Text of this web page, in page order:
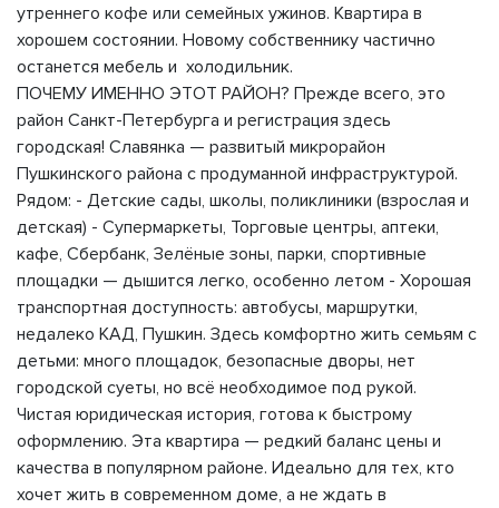
утреннего кофе или семейных ужинов. Квартира в
хорошем состоянии. Новому собственнику частично
останется мебель и холодильник.
ПОЧЕМУ ИМЕННО ЭТОТ РАЙОН? Прежде всего, это
район Санкт-Петербурга и регистрация здесь
городская! Славянка — развитый микрорайон
Пушкинского района с продуманной инфраструктурой.
Рядом: - Детские сады, школы, поликлиники (взрослая и
детская) - Супермаркеты, Торговые центры, аптеки,
кафе, Сбербанк, Зелёные зоны, парки, спортивные
площадки — дышится легко, особенно летом - Хорошая
транспортная доступность: автобусы, маршрутки,
недалеко КАД, Пушкин. Здесь комфортно жить семьям с
детьми: много площадок, безопасные дворы, нет
городской суеты, но всё необходимое под рукой.
Чистая юридическая история, готова к быстрому
оформлению. Эта квартира — редкий баланс цены и
качества в популярном районе. Идеально для тех, кто
хочет жить в современном доме, а не ждать в